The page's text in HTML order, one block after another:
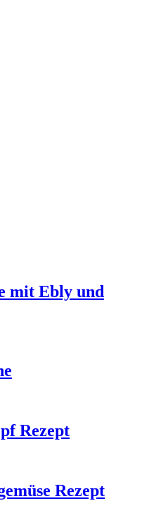
mit Ebly und
Rezept
Rezept